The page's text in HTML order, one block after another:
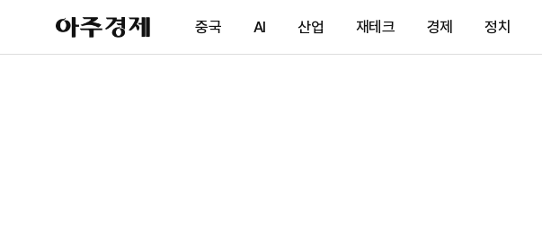
아
주
제
중국 AI 산업 재테크 경제 정치